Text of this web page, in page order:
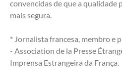
convencidas de que a qualidade
mais segura.
* Jornalista francesa, membro e
- Association de la Presse
Imprensa Estrangeira da França.